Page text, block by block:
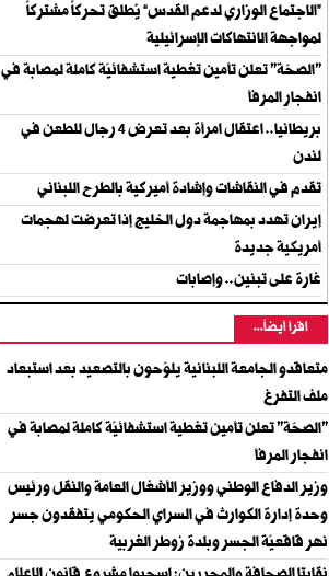
“الاجتماع الوزاري لدعم القدس” يُطلق تحركاً مشتركاً
لمواجهة الانتهاكات الإسرائيلية
"الصحّة" تعلن تأمين تغطية استشفائيّة كاملة لمصابة في
انفجار المرفأ
بريطانيا.. اعتقال امرأة بعد تعرض 4 رجال للطعن في
لندن
تقدم في النقاشات وإشادة أميركية بالطرح اللبناني
إيران تهدد بمهاجمة دول الخليج إذا تعرضت لهجمات
أمريكية جديدة
غارة على تبنين.. وإصابات
اقرأ أيضاً...
متعاقدو الجامعة اللبنانية يلوّحون بالتصعيد بعد استبعاد
ملف التفرغ
"الصحّة" تعلن تأمين تغطية استشفائيّة كاملة لمصابة في
انفجار المرفأ
وزير الدفاع الوطني ووزير الأشغال العامة والنقل ورئيس
وحدة إدارة الكوارث في السراي الحكومي يتفقدون جسر
نهر قاقعيّة الجسر وبلدة زوطر الغربية